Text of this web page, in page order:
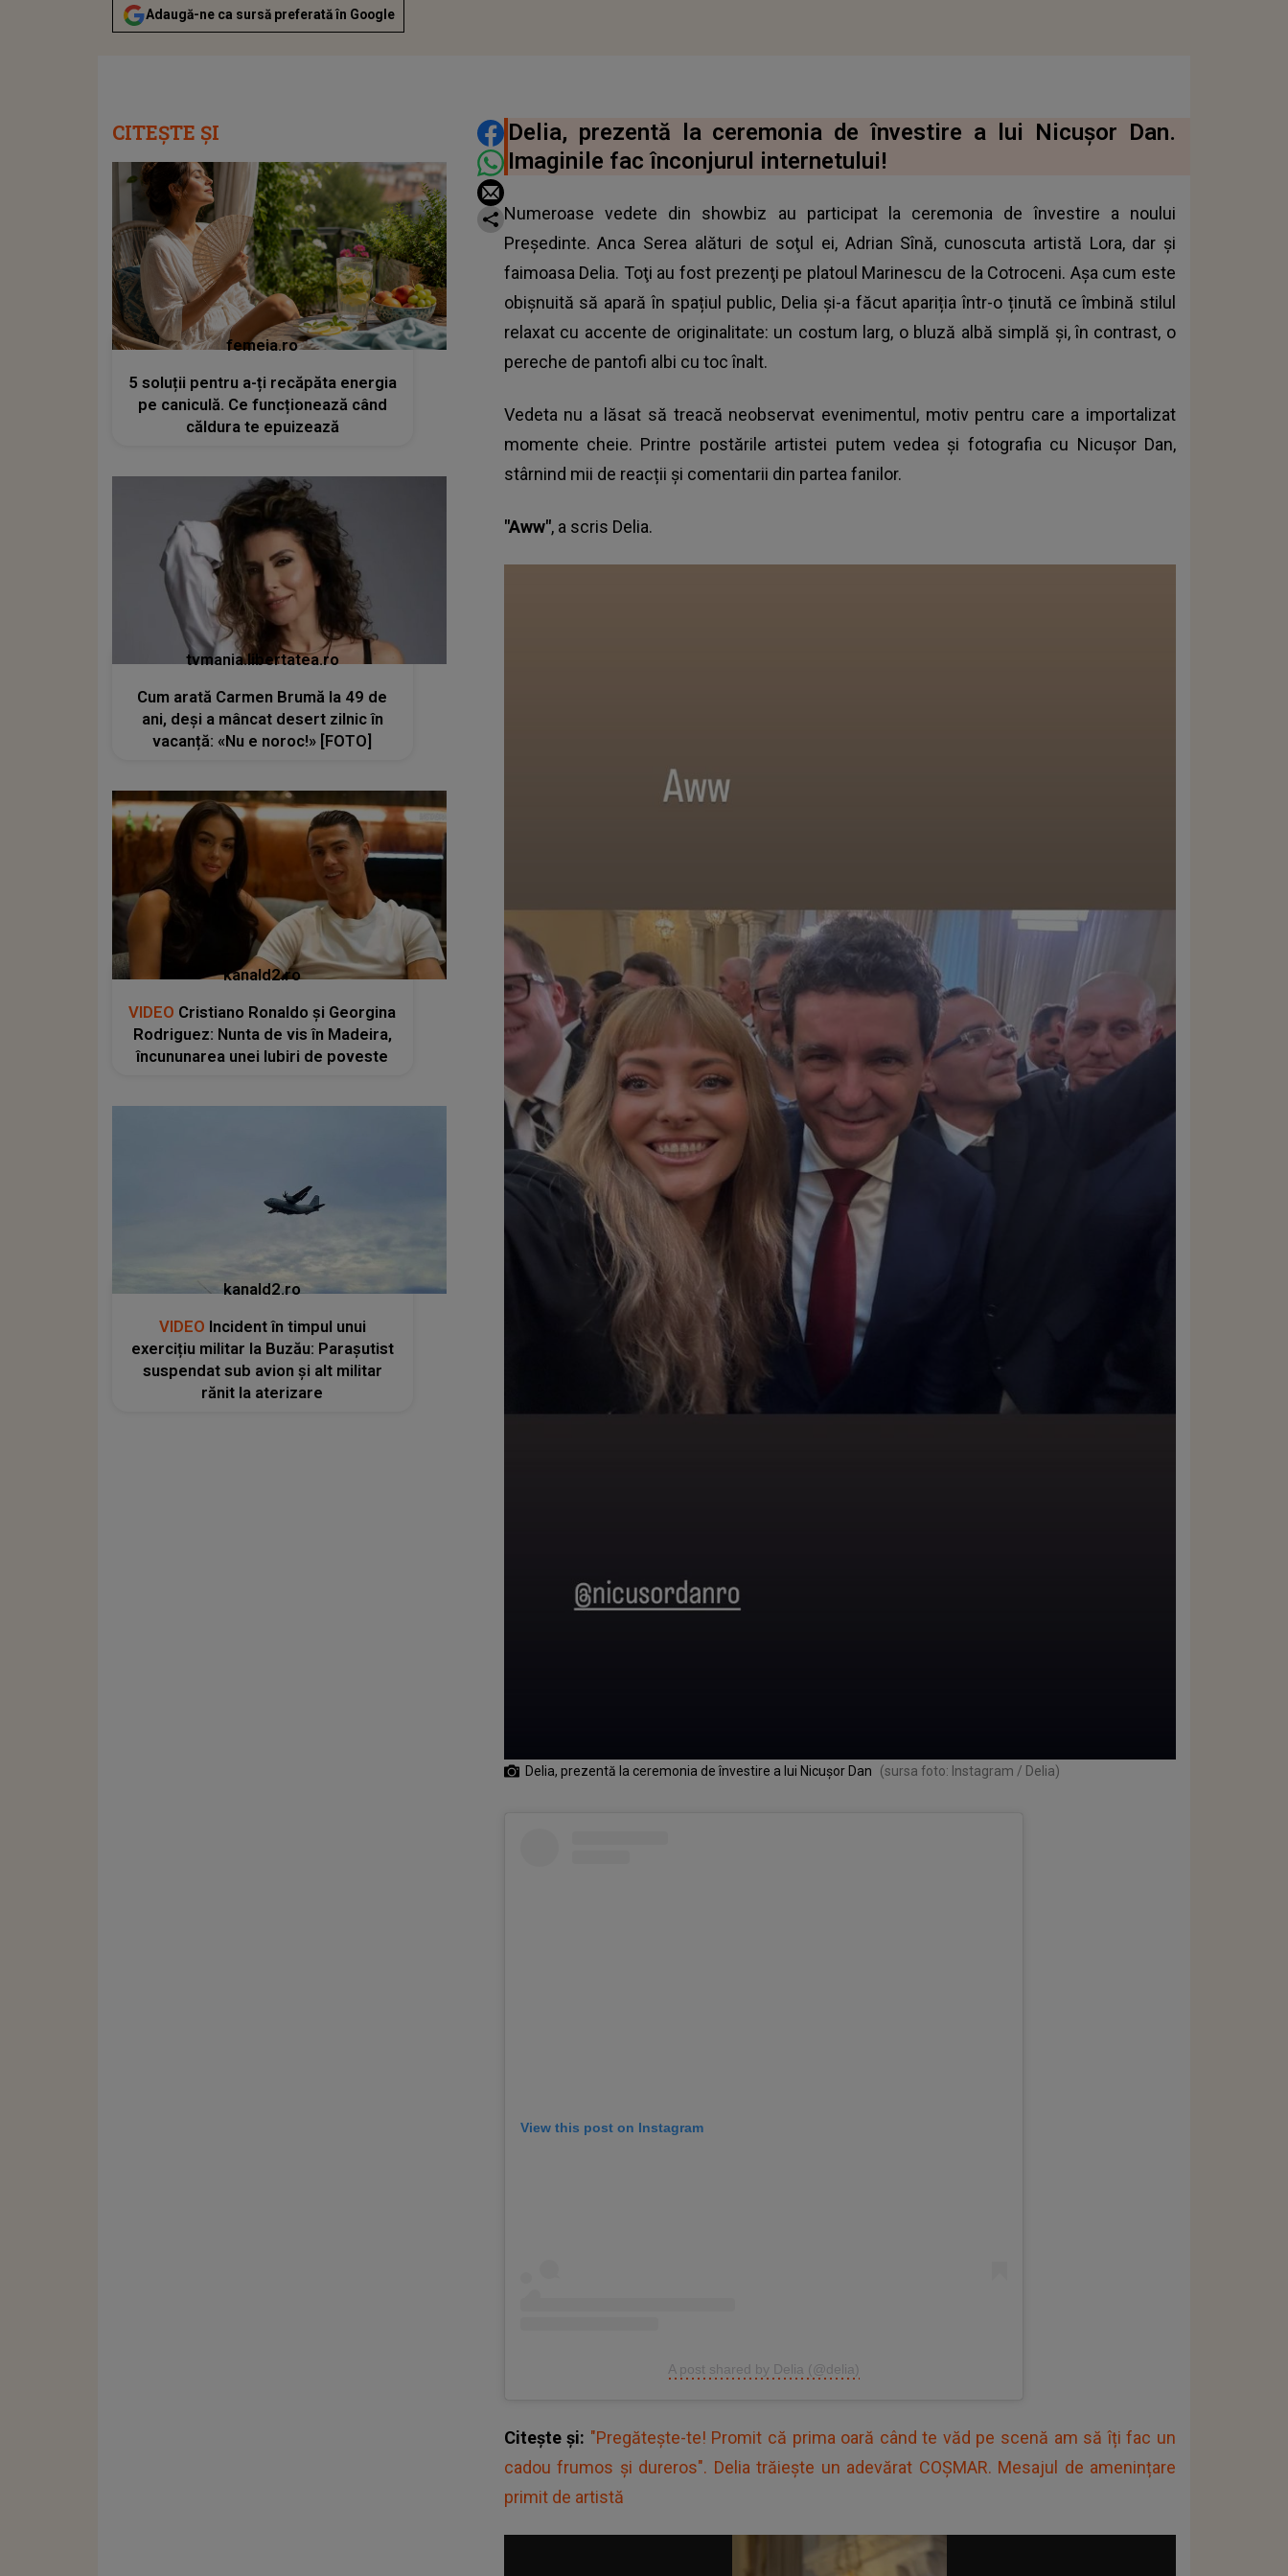
Adaugă-ne ca sursă preferată în Google
DISTRIBUIE ARTICOLUL
Delia, prezentă la ceremonia de învestire a lui Nicuşor Dan.
Imaginile fac înconjurul internetului!
Numeroase vedete din showbiz au participat la ceremonia de învestire a noului
Preşedinte. Anca Serea alături de soţul ei, Adrian Sînă, cunoscuta artistă Lora, dar şi
faimoasa Delia. Toţi au fost prezenţi pe platoul Marinescu de la Cotroceni. Așa cum este
obișnuită să apară în spațiul public, Delia și-a făcut apariția într-o ținută ce îmbină stilul
relaxat cu accente de originalitate: un costum larg, o bluză albă simplă și, în contrast, o
pereche de pantofi albi cu toc înalt.
Vedeta nu a lăsat să treacă neobservat evenimentul, motiv pentru care a importalizat
momente cheie. Printre postările artistei putem vedea şi fotografia cu Nicuşor Dan,
stârnind mii de reacții și comentarii din partea fanilor.
"Aww", a scris Delia.
Delia, prezentă la ceremonia de învestire a lui Nicuşor Dan (sursa foto: Instagram / Delia)
View this post on Instagram
A post shared by Delia (@delia)
Citește și: "Pregătește-te! Promit că prima oară când te văd pe scenă am să îți fac un
cadou frumos și dureros". Delia trăiește un adevărat COȘMAR. Mesajul de amenințare
primit de artistă
CITEȘTE ȘI
femeia.ro
5 soluții pentru a-ți recăpăta energia
pe caniculă. Ce funcționează când
căldura te epuizează
tvmania.libertatea.ro
Cum arată Carmen Brumă la 49 de
ani, deși a mâncat desert zilnic în
vacanță: «Nu e noroc!» [FOTO]
kanald2.ro
VIDEO Cristiano Ronaldo și Georgina
Rodriguez: Nunta de vis în Madeira,
încununarea unei Iubiri de poveste
kanald2.ro
VIDEO Incident în timpul unui
exercițiu militar la Buzău: Parașutist
suspendat sub avion și alt militar
rănit la aterizare